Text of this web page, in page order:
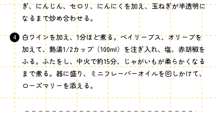
ぎ、にんじん、セロリ、にんにくを加え、玉ねぎが半透明に
なるまで炒め合わせる。
白ワインを加え、1分ほど煮る。ベイリーブス、オリーブを
加えて、熱湯1/2カップ（100ml）を注ぎ入れ、塩、赤胡椒を
ふる。ふたをし、中火で約15分、じゃがいもが柔らかくなる
まで煮る。器に盛り、ミニフレーバーオイルを回しかけて、
ローズマリーを添える。